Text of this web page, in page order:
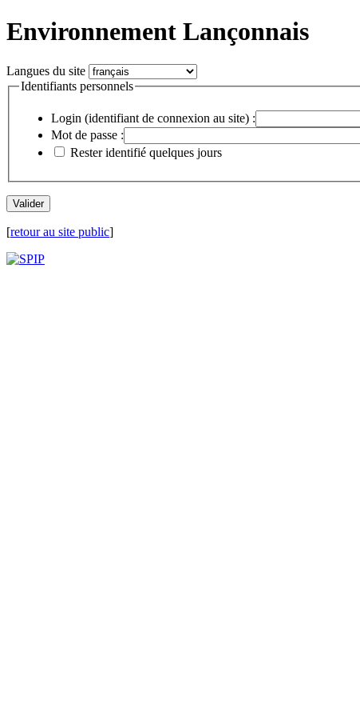
Environnement Lançonnais
Langues du site
Identifiants personnels
Login (identifiant de connexion au site) :
Mot de passe :
Rester identifié quelques jours
[retour au site public]